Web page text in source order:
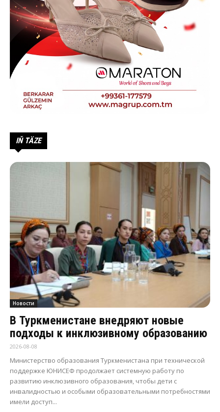
IŇ TÄZE
Новости
В Туркменистане внедряют новые
подходы к инклюзивному образованию
2026-08-08
Министерство образования Туркменистана при технической
поддержке ЮНИСЕФ продолжает системную работу по
развитию инклюзивного образования, чтобы дети с
инвалидностью и особыми образовательными потребностями
имели доступ...